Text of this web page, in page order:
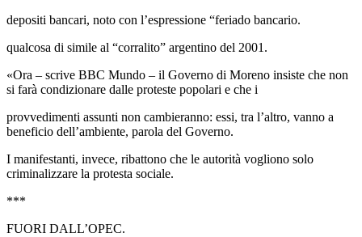
depositi bancari, noto con l’espressione “feriado bancario.
qualcosa di simile al “corralito” argentino del 2001.
«Ora – scrive BBC Mundo – il Governo di Moreno insiste che non
si farà condizionare dalle proteste popolari e che i
provvedimenti assunti non cambieranno: essi, tra l’altro, vanno a
beneficio dell’ambiente, parola del Governo.
I manifestanti, invece, ribattono che le autorità vogliono solo
criminalizzare la protesta sociale.
***
FUORI DALL’OPEC.